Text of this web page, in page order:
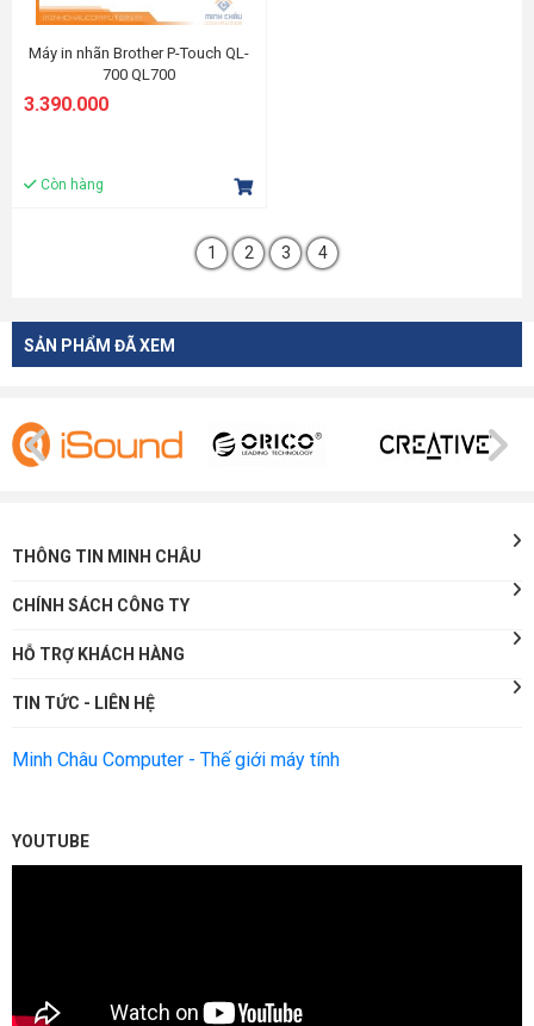
Máy in nhãn Brother P-Touch QL-
700 QL700
3.390.000
Còn hàng
1 2 3 4
SẢN PHẨM ĐÃ XEM
THÔNG TIN MINH CHÂU
CHÍNH SÁCH CÔNG TY
HỖ TRỢ KHÁCH HÀNG
TIN TỨC - LIÊN HỆ
Minh Châu Computer - Thế giới máy tính
YOUTUBE